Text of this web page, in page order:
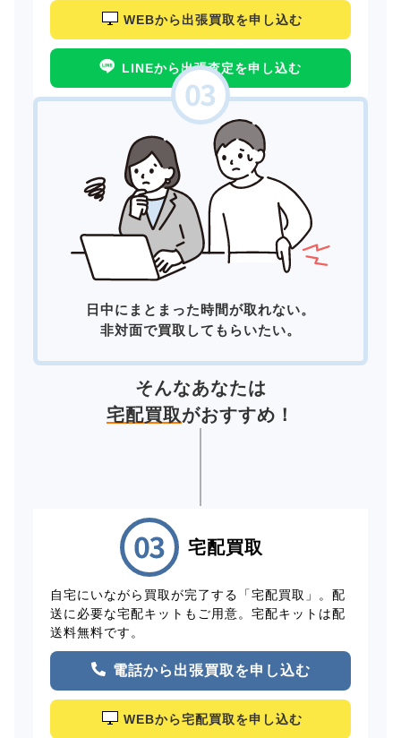
WEBから出張買取を申し込む
LINEから出張査定を申し込む
日中にまとまった時間が取れない。
非対面で買取してもらいたい。
そんなあなたは
宅配買取がおすすめ！
宅配買取
自宅にいながら買取が完了する「宅配買取」。配
送に必要な宅配キットもご用意。宅配キットは配
送料無料です。
電話から出張買取を申し込む
WEBから宅配買取を申し込む